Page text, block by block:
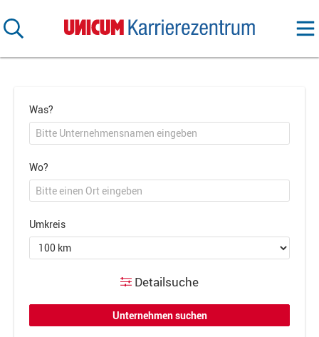
Was?
Wo?
Umkreis
Detailsuche